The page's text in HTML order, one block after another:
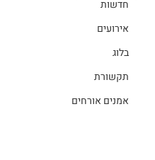
חדשות
אירועים
בלוג
תקשורת
אמנים אורחים